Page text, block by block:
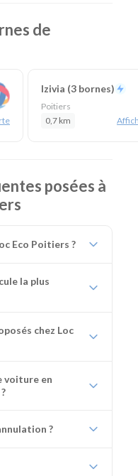
de
Izivia (3 bornes)
Poitiers
0,7 km
posées à
Eco Poitiers ?
la plus
chez Loc
voiture en
?